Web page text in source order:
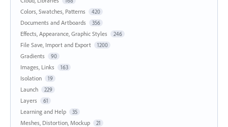
Colors, Swatches, Patterns 420
Documents and Artboards 356
Effects, Appearance, Graphic Styles 246
File Save, Import and Export 1200
Gradients 90
Images, Links 163
Isolation 19
Launch 229
Layers 61
Learning and Help 35
Meshes, Distortion, Mockup 21